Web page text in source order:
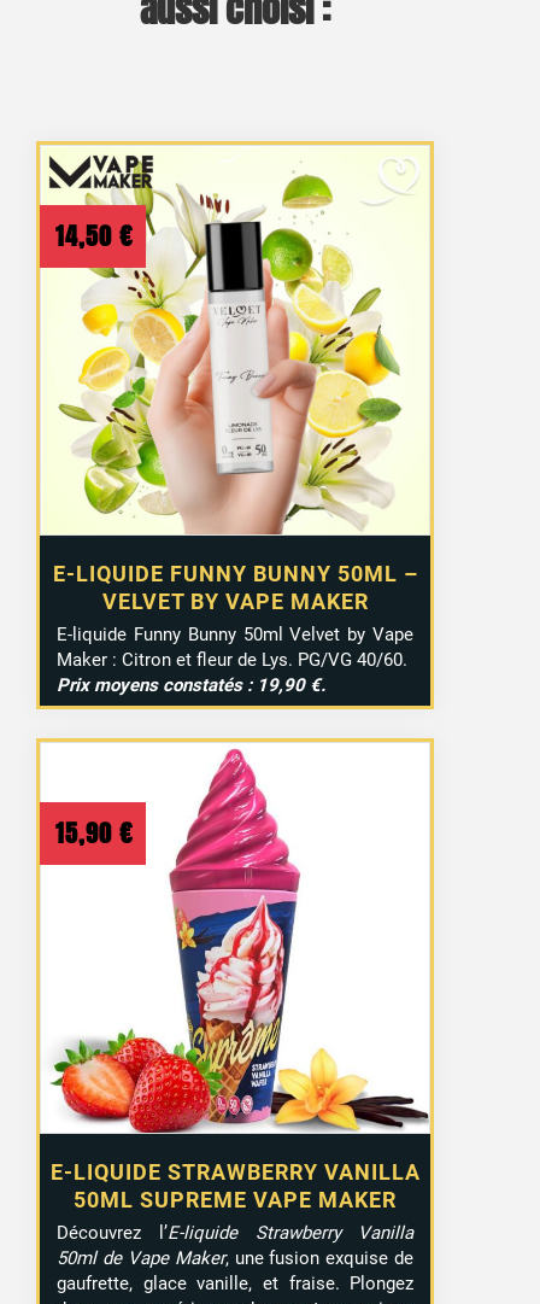
E-LIQUIDE FUNNY BUNNY 50ML –
VELVET BY VAPE MAKER
14,50 €
E-liquide Funny Bunny 50ml Velvet by Vape
Maker : Citron et fleur de Lys. PG/VG 40/60.
Prix moyens constatés : 19,90 €.
E-LIQUIDE STRAWBERRY VANILLA
50ML SUPREME VAPE MAKER
15,90 €
Découvrez l’E-liquide Strawberry Vanilla
50ml de Vape Maker, une fusion exquise de
gaufrette, glace vanille, et fraise. Plongez